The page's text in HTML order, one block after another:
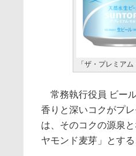
「ザ・プレミア
常務執行役員 ビー
香りと深いコクがプ
は、そのコクの源泉
ヤモンド麦芽」とす